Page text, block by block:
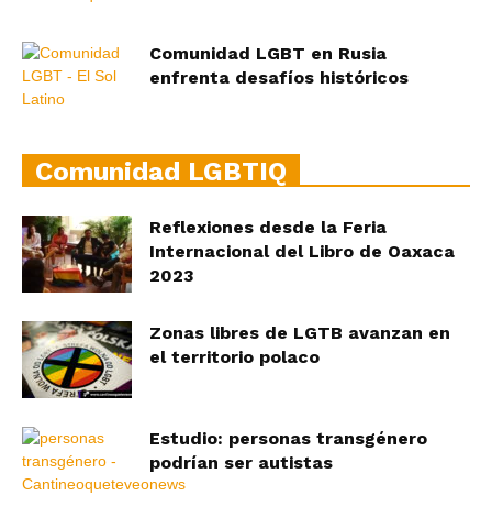
Comunidad LGBT en Rusia
enfrenta desafíos históricos
Comunidad LGBTIQ
Reflexiones desde la Feria
Internacional del Libro de Oaxaca
2023
Zonas libres de LGTB avanzan en
el territorio polaco
Estudio: personas transgénero
podrían ser autistas